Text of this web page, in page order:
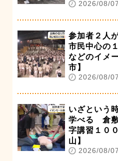
2026/08/07
参加者２人
市民中心の
などのイメ
市】
2026/08/07
いざという
学べる 倉敷
字講習１０
山】
2026/08/07